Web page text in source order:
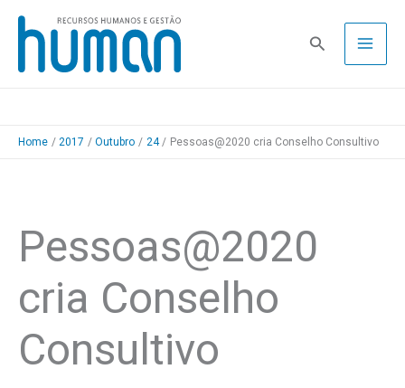
Skip
content
Pesquisa
Home 2017 Outubro 24 Pessoas@2020 cria Conselho Consultivo
Pessoas@2020
cria Conselho
Consultivo